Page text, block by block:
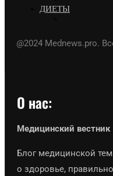
ДИЕТЫ
@2024 Mednews.pro.
О нас:
Медицинский вестник
Блог медицинской
о здоровье,